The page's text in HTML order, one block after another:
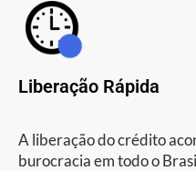
Liberação Rápida
A liberação do crédito
burocracia em todo o